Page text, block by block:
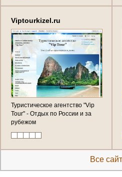
новостной ленте
Viptourkizel.ru
Туристическое агентство "Vip
Tour" - Отдых по России и за
рубежом
Все